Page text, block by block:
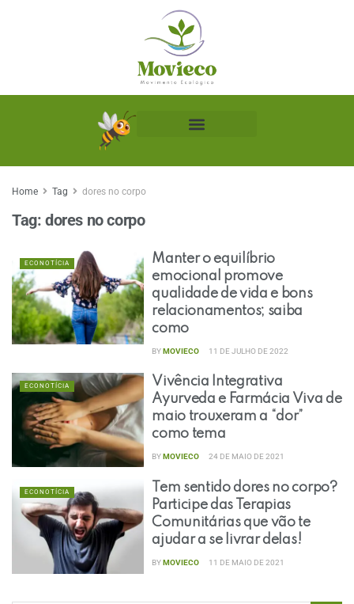
Home Tag dores no corpo
Tag: dores no corpo
ECONOTÍCIA
Manter o equilíbrio
emocional promove
qualidade de vida e bons
relacionamentos; saiba
como
BYMOVIECO 11 DE JULHO DE 2022
ECONOTÍCIA
Vivência Integrativa
Ayurveda e Farmácia Viva de
maio trouxeram a “dor”
como tema
BYMOVIECO 24 DE MAIO DE 2021
ECONOTÍCIA
Tem sentido dores no corpo?
Participe das Terapias
Comunitárias que vão te
ajudar a se livrar delas!
BYMOVIECO 11 DE MAIO DE 2021